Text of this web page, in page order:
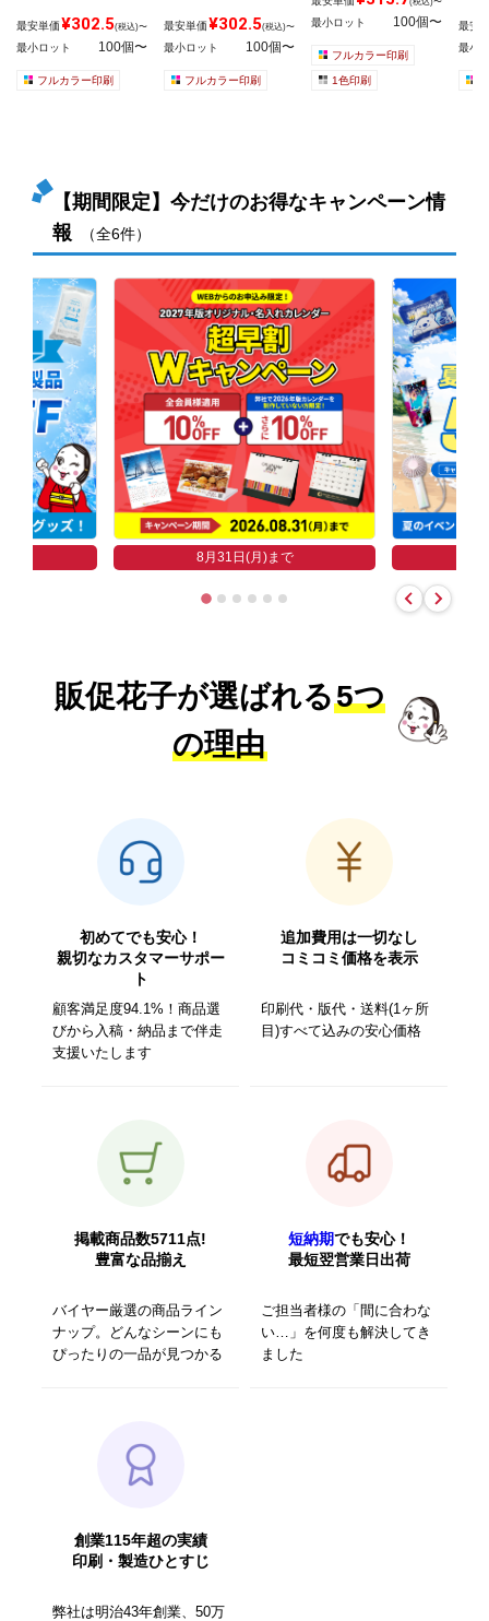
最安単価¥302.5(税込)〜
最小ロット 100個〜
フルカラー印刷
最安単価¥302.5(税込)〜
最小ロット 100個〜
フルカラー印刷
最小ロット 100個〜
フルカラー印刷
1色印刷
最安
最小
【期間限定】今だけのお得なキャンペーン情
報
（全6件）
8月31日(月)まで
販促花子が選ばれる5つ
の理由
初めてでも安心！
親切なカスタマーサポー
ト
顧客満足度94.1%！商品選
びから入稿・納品まで伴走
支援いたします
追加費用は一切なし
コミコミ価格を表示
印刷代・版代・送料(1ヶ所
目)すべて込みの安心価格
掲載商品数5711点!
豊富な品揃え
バイヤー厳選の商品ライン
ナップ。どんなシーンにも
ぴったりの一品が見つかる
短納期でも安心！
最短翌営業日出荷
ご担当者様の「間に合わな
い…」を何度も解決してき
ました
創業115年超の実績
印刷・製造ひとすじ
弊社は明治43年創業、50万